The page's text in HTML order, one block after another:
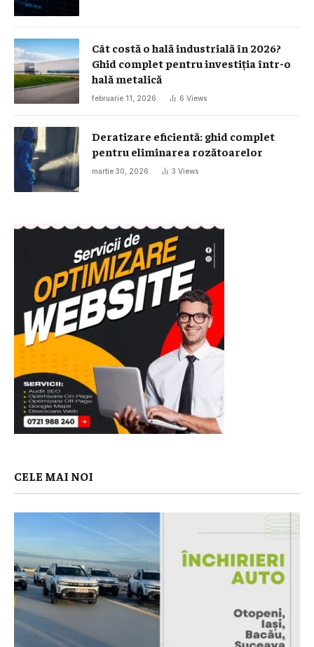
Cât costă o hală industrială în 2026?
Ghid complet pentru investiția într-o
hală metalică
februarie 11, 2026 6 Views
Deratizare eficientă: ghid complet
pentru eliminarea rozătoarelor
martie 30, 2026 3 Views
CELE MAI NOI